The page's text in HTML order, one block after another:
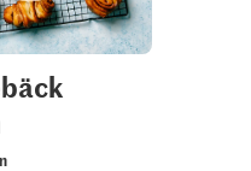
1.50